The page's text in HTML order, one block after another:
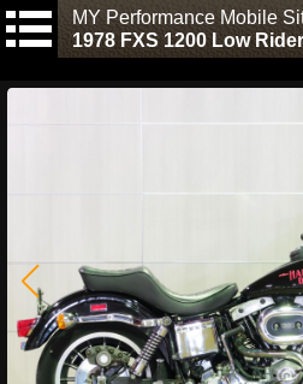
MY Performance Mobile
1978 FXS 1200 Low Rider